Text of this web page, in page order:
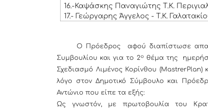
16.-Καψάσκης Παναγιώτης Τ.Κ.
17.- Γεώργαρης Άγγελος - Τ.Κ.
Ο Πρόεδρος αφού διαπίστωσε απαρτία
Συμβουλίου και για το 2ο θέμα της
Σχεδιασμό Λιμένος Κορίνθου
λόγο στον Δημοτικό Σύμβουλο και
Αντώνιο που είπε τα εξής:
Ως γνωστόν, με πρωτοβουλία του